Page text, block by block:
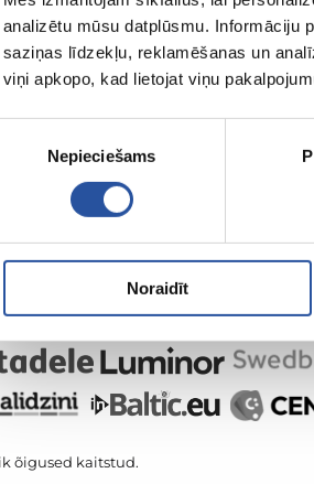
analizētu mūsu datplūsmu. Informāciju
saziņas līdzekļu, reklamēšanas un
viņi apkopo, kad lietojat viņu
Nepieciešams
Noraidīt
hindade ja
kus kliendi
väärtus.
aia jaoks!
õigused kaitstud.